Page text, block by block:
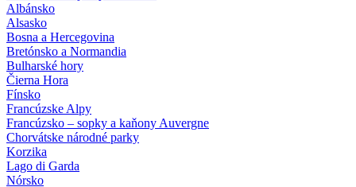
Albánsko
Alsasko
Bosna a Hercegovina
Bretónsko a Normandia
Bulharské hory
Čierna Hora
Fínsko
Francúzske Alpy
Francúzsko – sopky a kaňony Auvergne
Chorvátske národné parky
Korzika
Lago di Garda
Nórsko